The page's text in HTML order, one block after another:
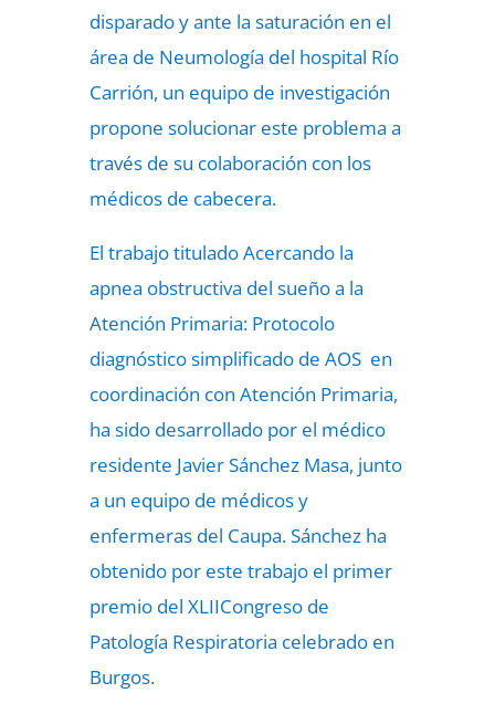
disparado y ante la saturación en el
área de Neumología del hospital Río
Carrión, un equipo de investigación
propone solucionar este problema a
través de su colaboración con los
médicos de cabecera.
El trabajo titulado Acercando la
apnea obstructiva del sueño a la
Atención Primaria: Protocolo
diagnóstico simplificado de AOS en
coordinación con Atención Primaria,
ha sido desarrollado por el médico
residente Javier Sánchez Masa, junto
a un equipo de médicos y
enfermeras del Caupa. Sánchez ha
obtenido por este trabajo el primer
premio del XLIICongreso de
Patología Respiratoria celebrado en
Burgos.